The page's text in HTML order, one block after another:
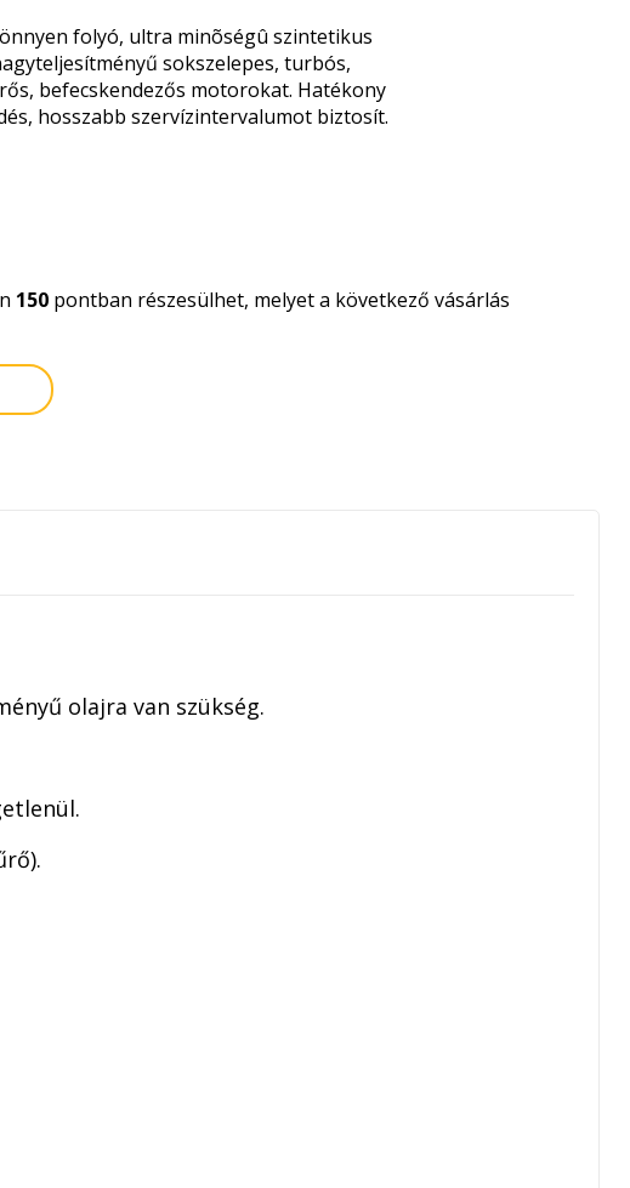
folyó, ultra minõségû szintetikus
sokszelepes, turbós,
befecskendezős motorokat. Hatékony
hosszabb szervízintervalumot biztosít.
150pontban részesülhet, melyet a következő vásárlás
olajra van szükség.